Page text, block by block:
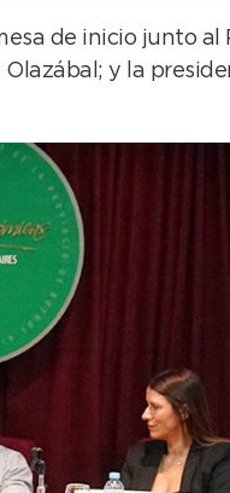
de inicio junto al
y la